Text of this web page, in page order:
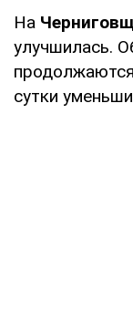
На
улучшилась.
сутки